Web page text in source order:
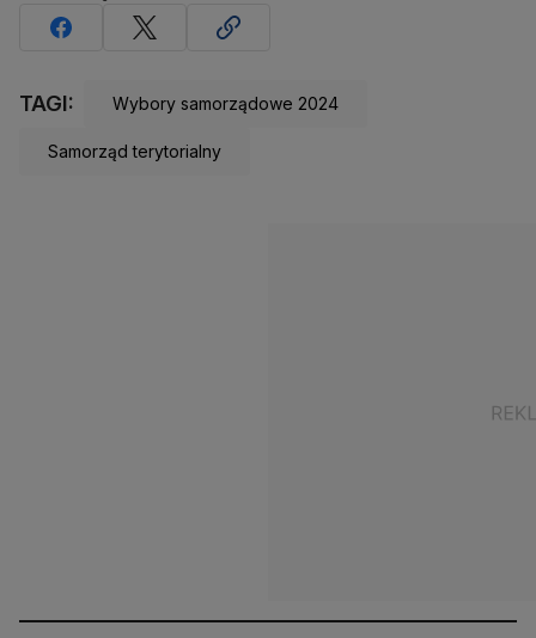
TAGI: Wybory samorządowe 2024
Samorząd terytorialny